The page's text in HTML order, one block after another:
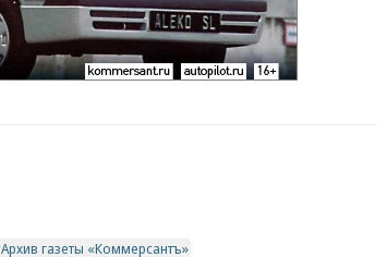
Архив газеты «Коммерсантъ»